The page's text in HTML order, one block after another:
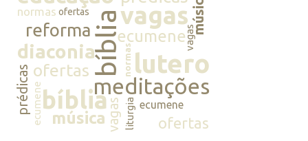
música
normas ofertasbíbliavagas
reforma
diaconia
ecumenevagas
prédicas ofertas normaslutero
meditações
ecumenebíblia
músicavagasliturgia ecumene
ofertas